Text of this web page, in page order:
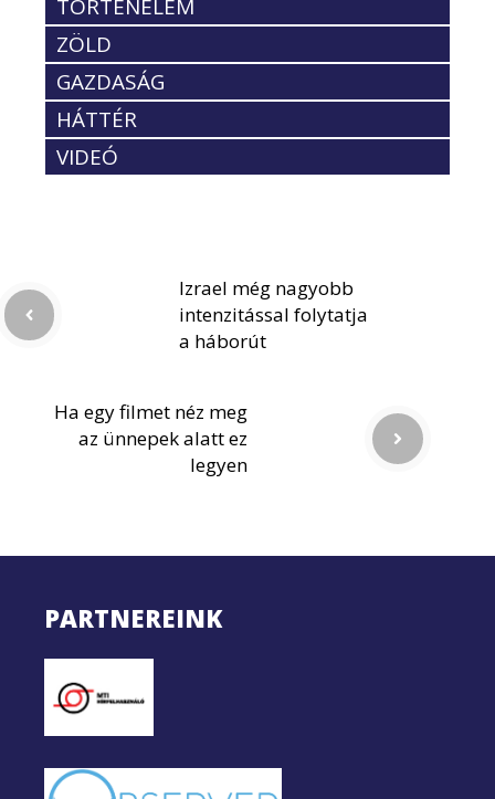
TÖRTÉNELEM
ZÖLD
GAZDASÁG
HÁTTÉR
VIDEÓ
Izrael még nagyobb
intenzitással folytatja
a háborút
Ha egy filmet néz meg
az ünnepek alatt ez
legyen
PARTNEREINK